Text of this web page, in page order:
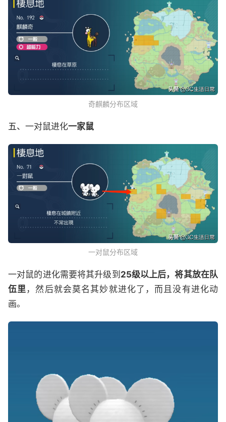
奇麒麟分布区域
五、 一对鼠进化一家鼠
一对鼠分布区域
一对鼠的进化需要将其升级到 25级以上后，将其放在队
伍里 ，然后就会莫名其妙就进化了，而且没有进化动
画。